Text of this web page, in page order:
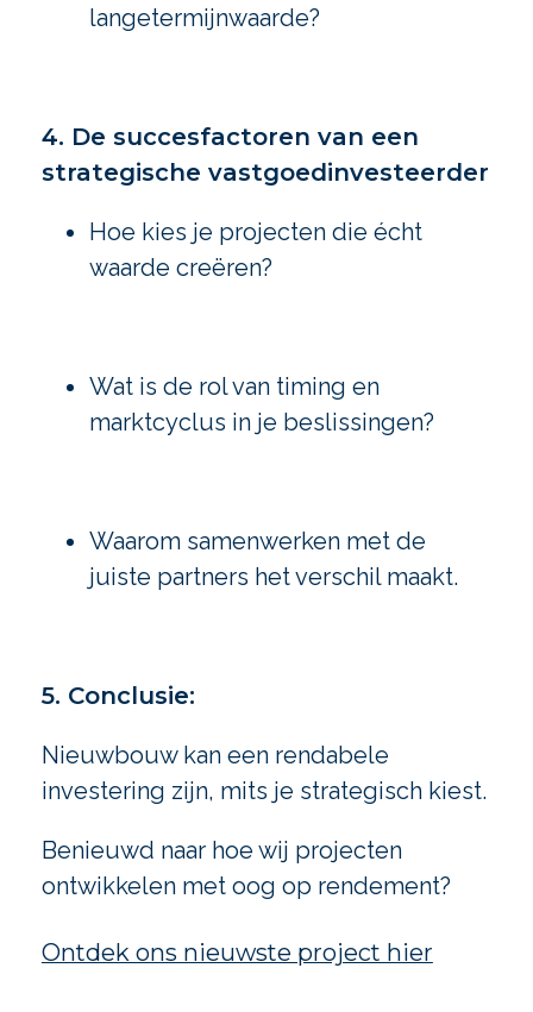
langetermijnwaarde?
4. De succesfactoren van een
strategische vastgoedinvesteerder
Hoe kies je projecten die écht
waarde creëren?
Wat is de rol van timing en
marktcyclus in je beslissingen?
Waarom samenwerken met de
juiste partners het verschil maakt.
5. Conclusie:
Nieuwbouw kan een rendabele
investering zijn, mits je strategisch kiest.
Benieuwd naar hoe wij projecten
ontwikkelen met oog op rendement?
Ontdek ons nieuwste project hier